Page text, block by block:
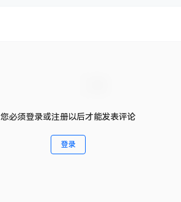
您必须登录或注册以后才能发表评论
登录